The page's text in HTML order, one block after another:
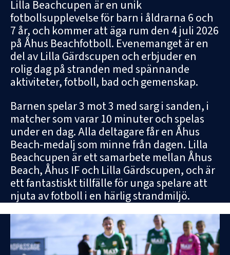
Lilla Beachcupen är en unik
fotbollsupplevelse för barn i åldrarna 6 och
7 år, och kommer att äga rum den 4 juli 2026
på Åhus Beachfotboll. Evenemanget är en
del av Lilla Gärdscupen och erbjuder en
rolig dag på stranden med spännande
aktiviteter, fotboll, bad och gemenskap.
Barnen spelar 3 mot 3 med sarg i sanden, i
matcher som varar 10 minuter och spelas
under en dag. Alla deltagare får en Åhus
Beach-medalj som minne från dagen. Lilla
Beachcupen är ett samarbete mellan Åhus
Beach, Åhus IF och Lilla Gärdscupen, och är
ett fantastiskt tillfälle för unga spelare att
njuta av fotboll i en härlig strandmiljö.